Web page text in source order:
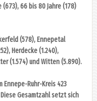
(673), 66 bis 80 Jahre (178)
(578), Ennepetal
Herdecke (1.240),
(1.574) und Witten (5.890).
Ruhr-Kreis 423
Gesamtzahl setzt sich